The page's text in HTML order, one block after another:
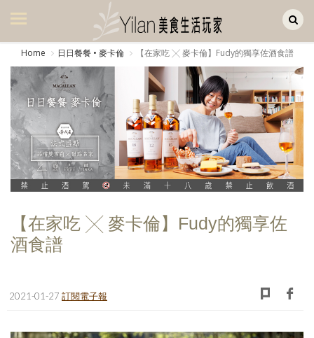
美食集
美飲集
廚房集
旅遊集
旅遊美食集
生活風
書房集
日記簿
享樂隨手拍
照相簿
Home 日日餐餐 • 麥卡倫 【在家吃 ╳ 麥卡倫】Fudy的獨享佐酒食譜
【在家吃 ╳ 麥卡倫】Fudy的獨享佐
酒食譜
2021-01-27 訂閱電子報